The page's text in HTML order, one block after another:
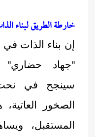
خارطة الطريق لبناء
إن بناء الذات
"جهاد حضاري"
سينجح في
الصخور
المستقبل،